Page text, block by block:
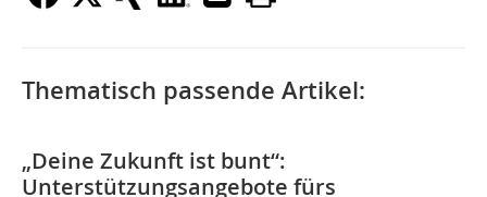
Thematisch passende Artikel:
„Deine Zukunft ist bunt“:
Unterstützungsangebote fürs